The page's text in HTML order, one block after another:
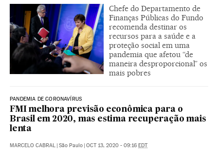
Chefe do Departamento de
Finanças Públicas do Fundo
recomenda destinar os
recursos para a saúde e a
proteção social em uma
pandemia que afetou “de
maneira desproporcional” os
mais pobres
PANDEMIA DE CORONAVÍRUS
FMI melhora previsão econômica para o
Brasil em 2020, mas estima recuperação mais
lenta
MARCELO CABRAL | São Paulo | OCT 13, 2020 - 09:16 EDT